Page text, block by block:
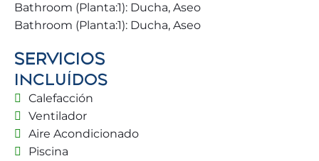
Les encantará las comodidades que ofrecemos en
plantas, la entrada principal conecta con un salón
de grandes magnitudes, con la cocina y una
habitación + 1 baño. En las plantas superiores
tenemos 2 habitaciones y 2 baños completos.
Puede disfrutar de grandes eventos en nuestra
magnífica terraza con barbacoa o de noches de
Bathroom (Planta:1): Ducha, Aseo
Bathroom (Planta:1): Ducha, Aseo
SERVICIOS
INCLUÍDOS
Calefacción
Ventilador
Aire Acondicionado
Piscina